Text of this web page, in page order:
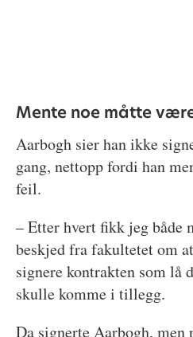
Mente noe måtte
Aarbogh sier han ikke
gang, nettopp fordi han
feil.
– Etter hvert fikk jeg
beskjed fra fakultetet om
signere kontrakten som lå
skulle komme i tillegg.
Da signerte Aarbogh, men